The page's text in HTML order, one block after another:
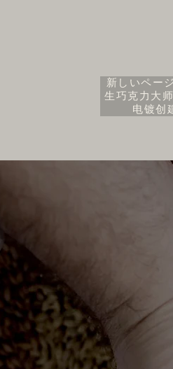
新しいページ
生巧克力大
电镀创